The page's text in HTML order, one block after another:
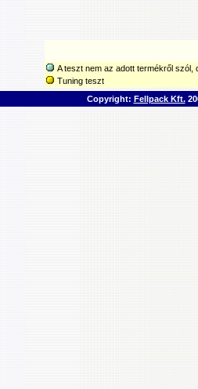
A teszt nem az adott termékről szól,
Tuning teszt
Copyright: Fellpack Kft.